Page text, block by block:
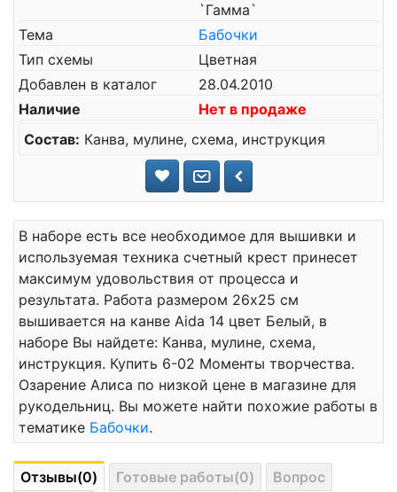
`Гамма`
Тема
Бабочки
Тип схемы
Цветная
Добавлен в каталог
28.04.2010
Наличие
Нет в продаже
Состав: Канва, мулине, схема, инструкция
В наборе есть все необходимое для вышивки и
используемая техника счетный крест принесет
максимум удовольствия от процесса и
результата. Работа размером 26x25 см
вышивается на канве Aida 14 цвет Белый, в
наборе Вы найдете: Канва, мулине, схема,
инструкция. Купить 6-02 Моменты творчества.
Озарение Алиса по низкой цене в магазине для
рукодельниц. Вы можете найти похожие работы в
тематике Бабочки.
Отзывы(0) Готовые работы(0)
Вопрос